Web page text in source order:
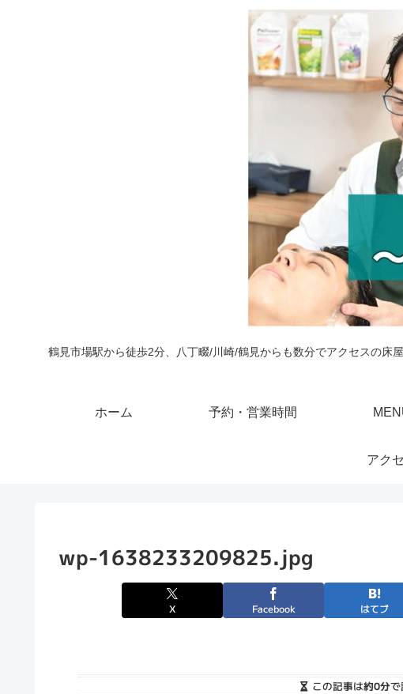
鶴見市場駅から徒歩2分、八丁畷/川崎/鶴見からも数分でアクセスの床
ホーム 予約・営業時間
アク
wp-1638233209825.jpg
X Facebook はてブ
この記事は約0分で